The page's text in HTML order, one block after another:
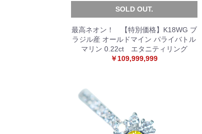
SOLD OUT.
最高ネオン！ 【特別価格】K18WG ブ
ラジル産 オールドマイン パライバトル
マリン 0.22ct エタニティリング
￥109,999,999